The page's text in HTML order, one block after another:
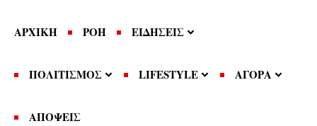
ΑΡΧΙΚΗ ΡΟΗ ΕΙΔΗΣΕΙΣ
ΠΟΛΙΤΙΣΜΟΣ LIFESTYLE ΑΓΟΡΑ
ΑΠΟΨΕΙΣ